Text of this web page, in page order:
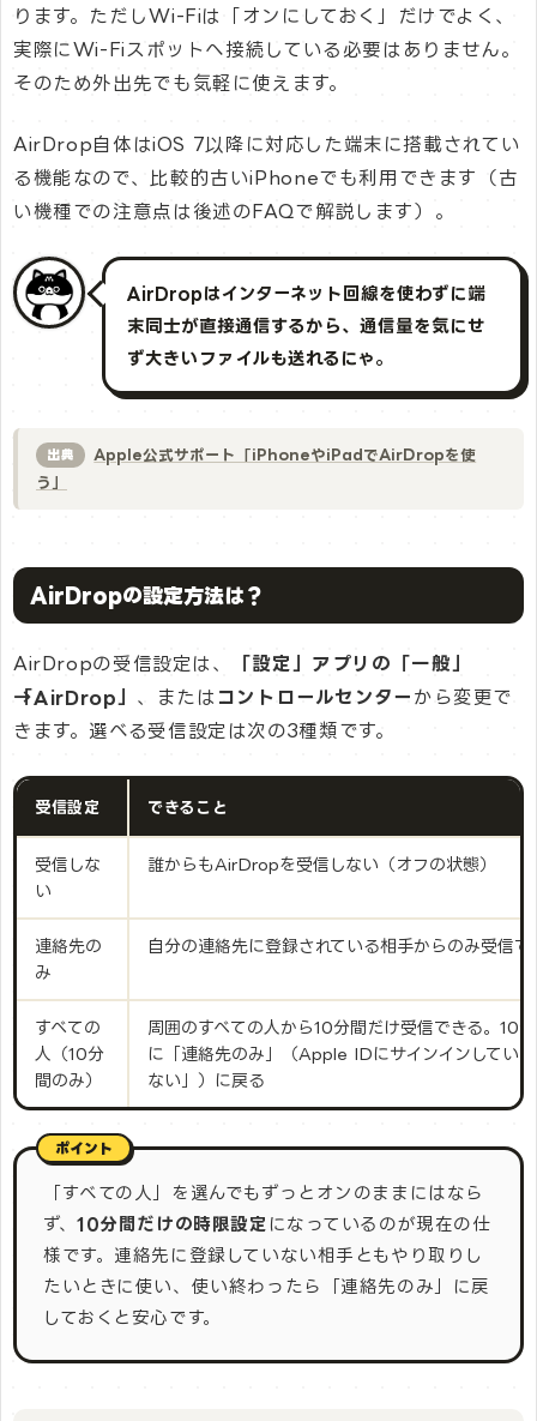
ります。ただしWi-Fiは「オンにしておく」だけでよく、
実際にWi-Fiスポットへ接続している必要はありません。
そのため外出先でも気軽に使えます。
AirDrop自体はiOS 7以降に対応した端末に搭載されてい
る機能なので、比較的古いiPhoneでも利用できます（古
い機種での注意点は後述のFAQで解説します）。
AirDropはインターネット回線を使わずに端
末同士が直接通信するから、通信量を気にせ
ず大きいファイルも送れるにゃ。
出典
Apple公式サポート「iPhoneやiPadでAirDropを使
う」
AirDropの設定方法は？
AirDropの受信設定は、
「設定」アプリの「一般」
→「AirDrop」 、または コントロールセンター から変更で
きます。選べる受信設定は次の3種類です。
受信設定 できること
受信しな
い
誰からもAirDropを受信しない（オフの状態）
連絡先の
み
自分の連絡先に登録されている相手からのみ受信で
すべての
人（10分
間のみ）
周囲のすべての人から10分間だけ受信できる。10
に「連絡先のみ」（Apple IDにサインインしてい
ない」）に戻る
「すべての人」を選んでもずっとオンのままにはなら
ず、10分間だけの時限設定 になっているのが現在の仕
様です。連絡先に登録していない相手ともやり取りし
たいときに使い、使い終わったら「連絡先のみ」に戻
しておくと安心です。